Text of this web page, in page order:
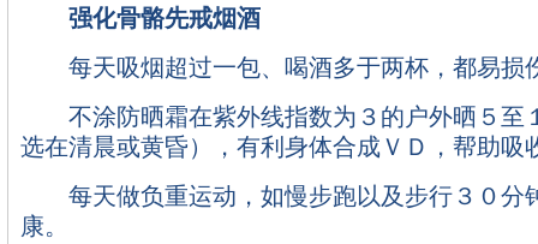
强化骨骼先戒烟酒
每天吸烟超过一包、喝酒多于两杯，都易损
不涂防晒霜在紫外线指数为３的户外晒５至
选在清晨或黄昏），有利身体合成ＶＤ，帮助吸
每天做负重运动，如慢步跑以及步行３０分
康。